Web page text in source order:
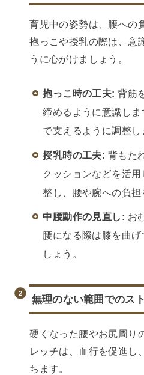
育児中の姿勢は、腰への
抱っこや授乳の際は、意
うに心がけましょう。
抱っこ時の工夫: 背筋
締めるように意識し
で支えるように調整し
授乳時の工夫: 背もた
クッションなどを活
整し、腰や腕への負担
中腰動作の見直し: お
腰になる際は膝を曲
しょう。
無理のない範囲でのス
硬くなった腰やお尻周り
レッチは、血行を促進し
ちます。